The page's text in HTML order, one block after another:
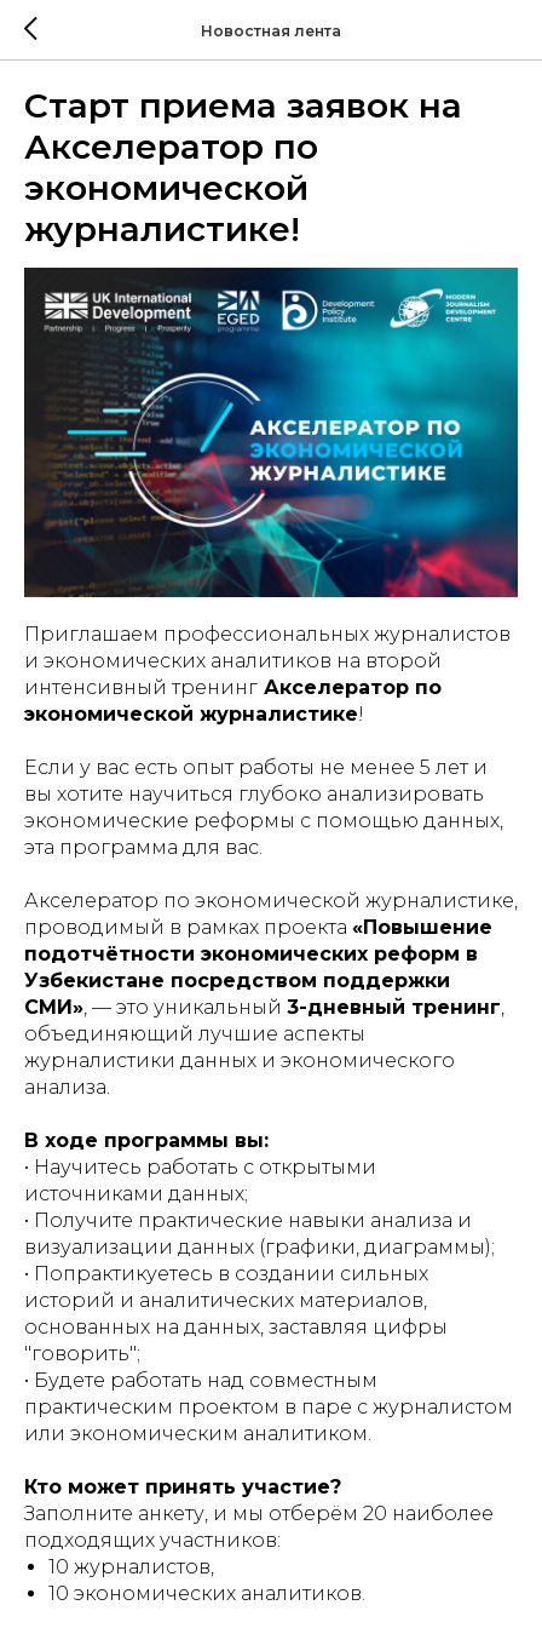
Новостная лента
Старт приема заявок на
Акселератор по
экономической
журналистике!
Приглашаем профессиональных журналистов
и экономических аналитиков на второй
интенсивный тренинг Акселератор по
экономической журналистике!
Если у вас есть опыт работы не менее 5 лет и
вы хотите научиться глубоко анализировать
экономические реформы с помощью данных,
эта программа для вас.
Акселератор по экономической журналистике,
проводимый в рамках проекта «Повышение
подотчётности экономических реформ в
Узбекистане посредством поддержки
СМИ», — это уникальный 3-дневный тренинг,
объединяющий лучшие аспекты
журналистики данных и экономического
анализа.
В ходе программы вы:
• Научитесь работать с открытыми
источниками данных;
• Получите практические навыки анализа и
визуализации данных (графики, диаграммы);
• Попрактикуетесь в создании сильных
историй и аналитических материалов,
основанных на данных, заставляя цифры
"говорить";
• Будете работать над совместным
практическим проектом в паре с журналистом
или экономическим аналитиком.
Кто может принять участие?
Заполните анкету, и мы отберём 20 наиболее
подходящих участников:
10 журналистов,
10 экономических аналитиков.